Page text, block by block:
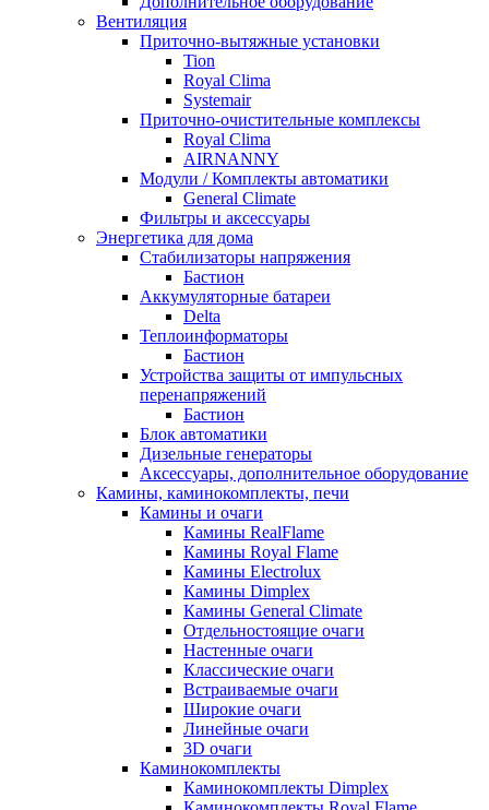
Вентиляция
Приточно-вытяжные установки
Tion
Royal Clima
Systemair
Приточно-очистительные комплексы
Royal Clima
AIRNANNY
Модули / Комплекты автоматики
General Climate
Фильтры и аксессуары
Энергетика для дома
Стабилизаторы напряжения
Бастион
Аккумуляторные батареи
Delta
Теплоинформаторы
Бастион
Устройства защиты от импульсных
перенапряжений
Бастион
Блок автоматики
Дизельные генераторы
Аксессуары, дополнительное оборудование
Камины, каминокомплекты, печи
Камины и очаги
Камины RealFlame
Камины Royal Flame
Камины Electrolux
Камины Dimplex
Камины General Climate
Отдельностоящие очаги
Настенные очаги
Классические очаги
Встраиваемые очаги
Широкие очаги
Линейные очаги
3D очаги
Каминокомплекты
Каминокомплекты Dimplex